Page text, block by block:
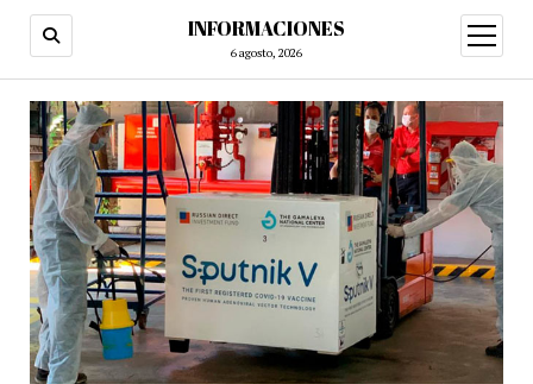
INFORMACIONES
6 agosto, 2026
abrir
menú